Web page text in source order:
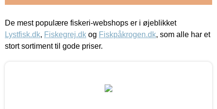
De mest populære fiskeri-webshops er i øjeblikket
Lystfisk.dk, Fiskegrej.dk og Fiskpåkrogen.dk, som alle har et
stort sortiment til gode priser.